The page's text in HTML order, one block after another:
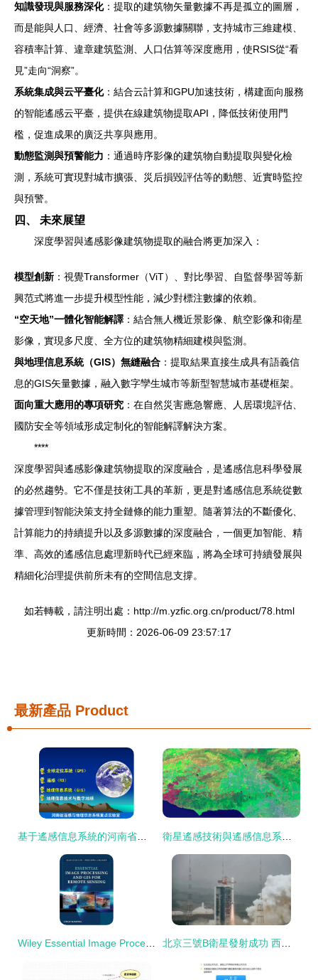
知識發現與服務深化：提取的建筑物矢量數據不再是孤立的圖層，
而是能與人口、經濟、社會等多源數據關聯，支持城市三維建模、
容積率計算、違章建筑監測、人口估算等深度應用，使RSIS從“看
見”走向“洞察”。
系統集成與云平臺化：結合云計算和GPU加速技術，構建面向服務
的智能遙感云平臺，提供在線建筑物提取API，降低技術使用門
檻，促進成果的廣泛共享與應用。
動態監測與預警能力 ：通過時序影像的建筑物自動提取與變化檢
測，系統可實現對城市擴張、災后損毀評估等的動態、近實時監控
與預警。
四、 未來展望
深度學習與遙感影像建筑物提取的融合將更加深入：
模型創新 ：視覺Transformer（ViT）、對比學習、自監督學習等新
興范式將進一步提升模型性能，減少對標注數據的依賴。
“空天地”一體化智能解譯 ：結合無人機近景影像、航空影像和衛星
影像，實現多尺度、全方位的建筑物精細建模與監測。
與地理信息系統（GIS）無縫融合 ：提取結果直接生成具有語義信
息的GIS矢量數據，融入數字孿生城市等新型智慧城市基礎框架。
面向重大應用的專項研究 ：在自然災害應急響應、人居環境評估、
國防安全等領域形成定制化的智能解譯解決方案。
****
深度學習與遙感影像建筑物提取的深度融合，是遙感信息科學發展
的必然趨勢。它不僅是技術工具的革新，更是對遙感信息系統從數
據管理到智能決策支持全鏈條的能力重塑。隨著算法的不斷優化、
計算能力的持續提升以及多源數據的深度融合，一個更加智能、精
準、高效的遙感信息處理新時代已經來臨，將為全球可持續發展與
精細化治理提供前所未有的空間信息支撐。
如若轉載，請注明出處：http://m.yzfic.org.cn/product/78.html
更新時間：2026-06-09 23:57:17
最新產品 Product